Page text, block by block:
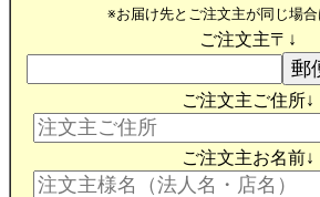
※お届け先とご注文主が同じ場合
ご注文主〒↓
ご注文主ご住所↓
ご注文主お名前↓